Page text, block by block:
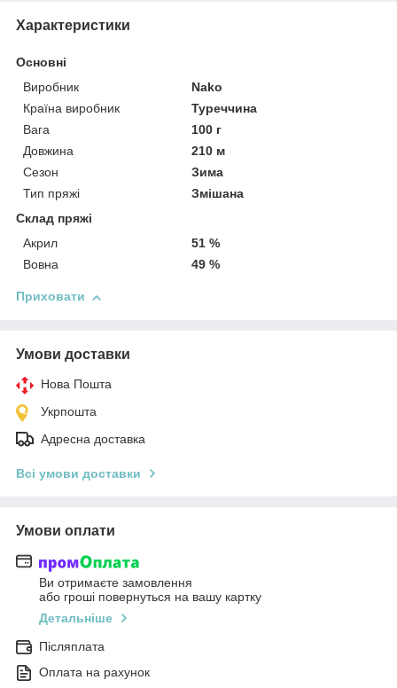
Характеристики
Основні
Виробник
Nako
Країна виробник
Туреччина
Вага
100 г
Довжина
210 м
Сезон
Зима
Тип пряжі
Змішана
Склад пряжі
Акрил
51 %
Вовна
49 %
Приховати
Умови доставки
Нова Пошта
Укрпошта
Адресна доставка
Всі умови доставки
Умови оплати
Ви отримаєте замовлення
або гроші повернуться на вашу картку
Детальніше
Післяплата
Оплата на рахунок